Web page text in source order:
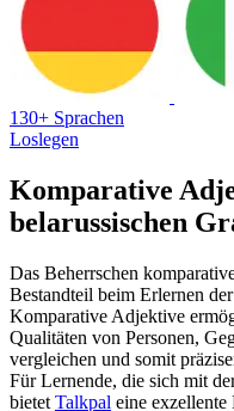
130+ Sprachen
Loslegen
Komparative
belarussischen
Das Beherrschen
Bestandteil beim Erlernen
Komparative Adjektive
Qualitäten von Personen,
vergleichen und somit
Für Lernende, die sich mit
bietet Talkpal eine exzellente